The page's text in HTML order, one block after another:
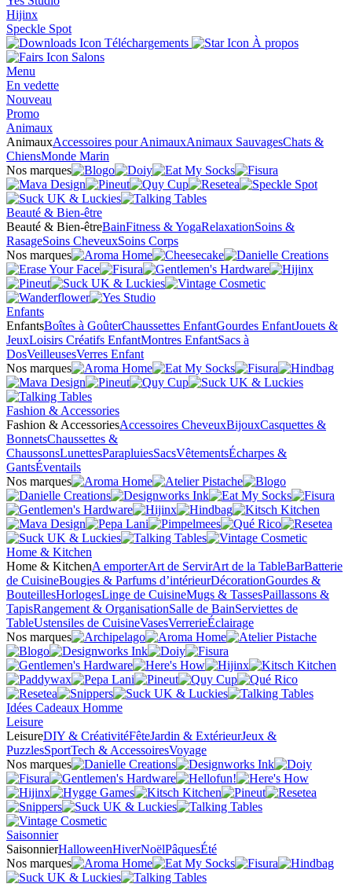
Hijinx
Speckle Spot
Téléchargements
À propos
Salons
Menu
En vedette
Nouveau
Promo
Animaux
AnimauxAccessoires pour AnimauxAnimaux SauvagesChats &
ChiensMonde Marin
Nos marques
Beauté & Bien-être
Beauté & Bien-êtreBainFitness & YogaRelaxationSoins &
RasageSoins CheveuxSoins Corps
Nos marques
Enfants
EnfantsBoîtes à GoûterChaussettes EnfantGourdes EnfantJouets &
JeuxLoisirs Créatifs EnfantMontres EnfantSacs à
DosVeilleusesVerres Enfant
Nos marques
Fashion & Accessories
Fashion & AccessoriesAccessoires CheveuxBijouxCasquettes &
BonnetsChaussettes &
ChaussonsLunettesParapluiesSacsVêtementsÉcharpes &
GantsÉventails
Nos marques
Home & Kitchen
Home & KitchenA emporterArt de ServirArt de la TableBarBatterie
de CuisineBougies & Parfums d’intérieurDécorationGourdes &
BouteillesHorlogesLinge de CuisineMugs & TassesPaillassons &
TapisRangement & OrganisationSalle de BainServiettes de
TableUstensiles de CuisineVasesVerrerieÉclairage
Nos marques
Idées Cadeaux Homme
Leisure
LeisureDIY & CréativitéFêteJardin & ExtérieurJeux &
PuzzlesSportTech & AccessoiresVoyage
Nos marques
Saisonnier
SaisonnierHalloweenHiverNoëlPâquesÉté
Nos marques